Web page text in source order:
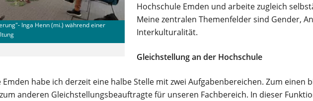
Inga Henn (mi.) während einer
Hochschule Emden und arbeite zugleich
Meine zentralen Themenfelder sind Gender,
Interkulturalität.
Gleichstellung an der Hochschule
habe ich derzeit eine halbe Stelle mit zwei Aufgabenbereichen. Zum einen
anderen Gleichstellungsbeauftragte für unseren Fachbereich. In dieser